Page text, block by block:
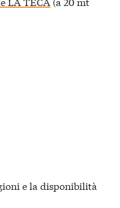
e la disponibilità